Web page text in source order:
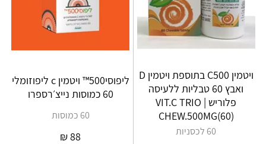
ויטמין C500 בתוספת ויטמין D
ואבץ 60 טבליות ללעיסה
פלוריש | VIT‎.‎C‎ ‎TRIO‎
‎CHEW‎.‎500‎MG‎(‎60‎)
60 לכסניות
ליפוסי500™ ויטמין c ליפוזומלי
60 כמוסות נייצ׳רספרו
60 כמוסות
88
₪